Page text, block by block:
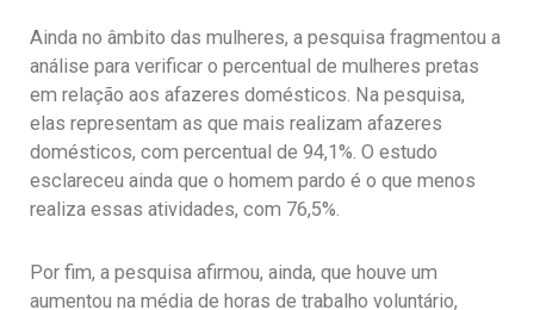
Ainda no âmbito das mulheres, a pesquisa fragmentou a
análise para verificar o percentual de mulheres pretas
em relação aos afazeres domésticos. Na pesquisa,
elas representam as que mais realizam afazeres
domésticos, com percentual de 94,1%. O estudo
esclareceu ainda que o homem pardo é o que menos
realiza essas atividades, com 76,5%.
Por fim, a pesquisa afirmou, ainda, que houve um
aumentou na média de horas de trabalho voluntário,